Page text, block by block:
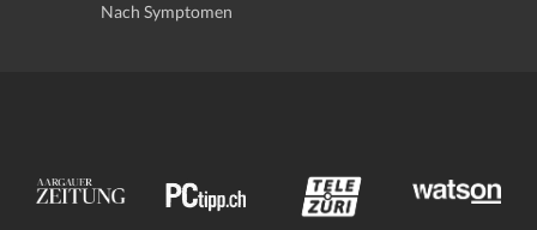
Nach Symptomen